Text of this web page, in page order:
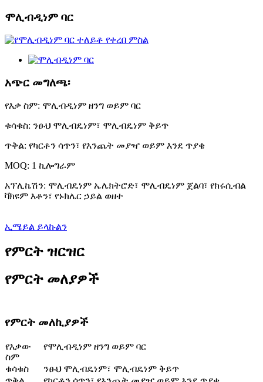
ሞሊብዲነም ባር
አጭር መግለጫ፡
የእቃ ስም: ሞሊብዲነም ዘንግ ወይም ባር
ቁሳቁስ: ንፁህ ሞሊብዴነም፣ ሞሊብዴነም ቅይጥ
ጥቅል: የካርቶን ሳጥን፣ የእንጨት መያዣ ወይም እንደ ጥያቄ
MOQ: 1 ኪሎግራም
አፕሊኬሽን: ሞሊብዴነም ኤሌክትሮድ፣ ሞሊብዴነም ጀልባ፣ የክሩሲብል
ቫክዩም እቶን፣ የኑክሌር ኃይል ወዘተ
ኢሜይል ይላኩልን
የምርት ዝርዝር
የምርት መለያዎች
የምርት መለኪያዎች
የእቃው
ስም
የሞሊብዲነም ዘንግ ወይም ባር
ቁሳቁስ
ንፁህ ሞሊብዴነም፣ ሞሊብዴነም ቅይጥ